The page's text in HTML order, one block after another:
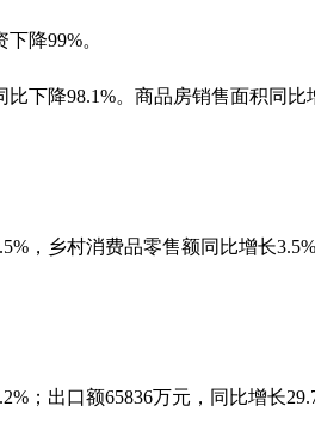
下降99%。
比下降98.1%。商品房销售面积同比
，乡村消费品零售额同比增长3.5%
；出口额65836万元，同比增长